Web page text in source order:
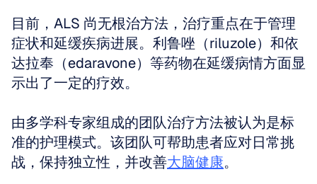
目前，ALS 尚无根治方法，治疗重点在于管理
症状和延缓疾病进展。利鲁唑（riluzole）和依
达拉奉（edaravone）等药物在延缓病情方面显
示出了一定的疗效。
由多学科专家组成的团队治疗方法被认为是标
准的护理模式。该团队可帮助患者应对日常挑
战，保持独立性，并改善大脑健康。